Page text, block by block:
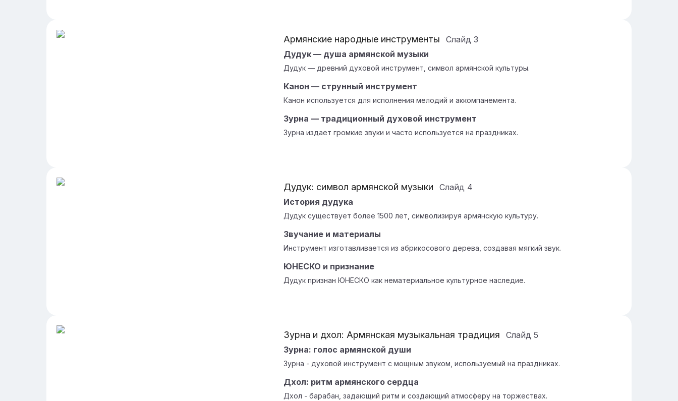
Армянские народные инструменты Слайд 3
Дудук — душа армянской музыки
Дудук — древний духовой инструмент, символ армянской культуры.
Канон — струнный инструмент
Канон используется для исполнения мелодий и аккомпанемента.
Зурна — традиционный духовой инструмент
Зурна издает громкие звуки и часто используется на праздниках.
Дудук: символ армянской музыки Слайд 4
История дудука
Дудук существует более 1500 лет, символизируя армянскую культуру.
Звучание и материалы
Инструмент изготавливается из абрикосового дерева, создавая мягкий звук.
ЮНЕСКО и признание
Дудук признан ЮНЕСКО как нематериальное культурное наследие.
Зурна и дхол: Армянская музыкальная традиция Слайд 5
Зурна: голос армянской души
Зурна - духовой инструмент с мощным звуком, используемый на праздниках.
Дхол: ритм армянского сердца
Дхол - барабан, задающий ритм и создающий атмосферу на торжествах.